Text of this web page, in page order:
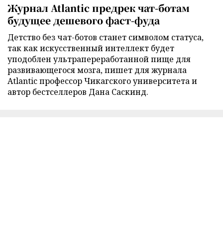
Журнал Atlantic предрек чат-ботам
будущее дешевого фаст-фуда
Детство без чат-ботов станет символом статуса,
так как искусственный интеллект будет
уподоблен ультрапереработанной пище для
развивающегося мозга, пишет для журнала
Atlantic профессор Чикагского университета и
автор бестселлеров Дана Саскинд.